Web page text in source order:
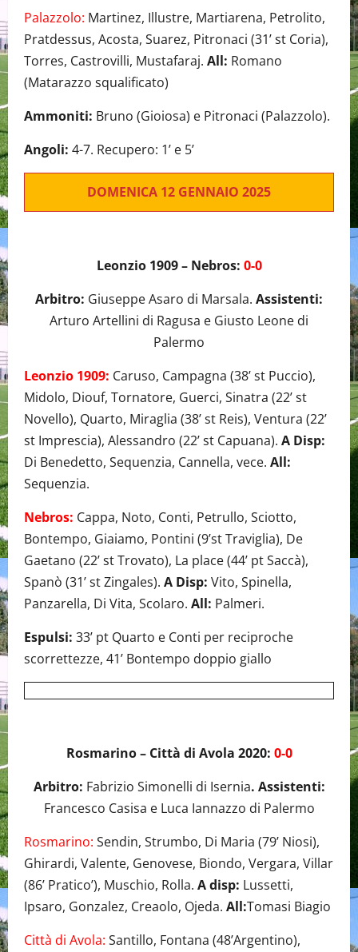
Palazzolo: Martinez, Illustre, Martiarena, Petrolito,
Pratdessus, Acosta, Suarez, Pitronaci (31’ st Coria),
Torres, Castrovilli, Mustafaraj. All: Romano
(Matarazzo squalificato)
Ammoniti: Bruno (Gioiosa) e Pitronaci (Palazzolo).
Angoli: 4-7. Recupero: 1’ e 5’
DOMENICA 12 GENNAIO 2025
Leonzio 1909 – Nebros: 0-0
Arbitro: Giuseppe Asaro di Marsala. Assistenti:
Arturo Artellini di Ragusa e Giusto Leone di
Palermo
Leonzio 1909: Caruso, Campagna (38’ st Puccio),
Midolo, Diouf, Tornatore, Guerci, Sinatra (22’ st
Novello), Quarto, Miraglia (38’ st Reis), Ventura (22’
st Imprescia), Alessandro (22’ st Capuana). A Disp:
Di Benedetto, Sequenzia, Cannella, vece. All:
Sequenzia.
Nebros: Cappa, Noto, Conti, Petrullo, Sciotto,
Bontempo, Giaiamo, Pontini (9’st Traviglia), De
Gaetano (22’ st Trovato), La place (44’ pt Saccà),
Spanò (31’ st Zingales). A Disp: Vito, Spinella,
Panzarella, Di Vita, Scolaro. All: Palmeri.
Espulsi: 33’ pt Quarto e Conti per reciproche
scorrettezze, 41’ Bontempo doppio giallo
Rosmarino – Città di Avola 2020: 0-0
Arbitro: Fabrizio Simonelli di Isernia. Assistenti:
Francesco Casisa e Luca Iannazzo di Palermo
Rosmarino: Sendin, Strumbo, Di Maria (79’ Niosi),
Ghirardi, Valente, Genovese, Biondo, Vergara, Villar
(86’ Pratico’), Muschio, Rolla. A disp: Lussetti,
Ipsaro, Gonzalez, Creaolo, Ojeda. All:Tomasi Biagio
Città di Avola: Santillo, Fontana (48’Argentino),